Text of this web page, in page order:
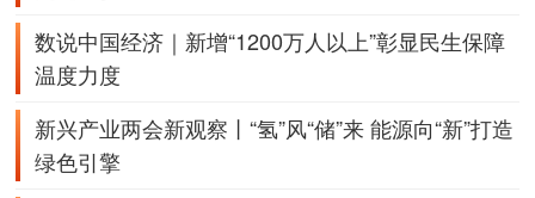
数说中国经济｜新增“1200万人以上”彰显民生保障
温度力度
新兴产业两会新观察丨“氢”风“储”来 能源向“新”打造
绿色引擎